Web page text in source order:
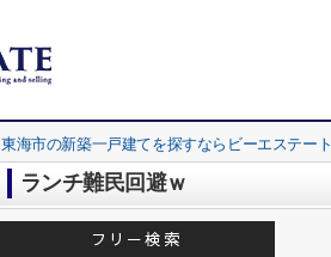
東海市の新築一戸建てを探すならビーエステート
ランチ難民回避ｗ